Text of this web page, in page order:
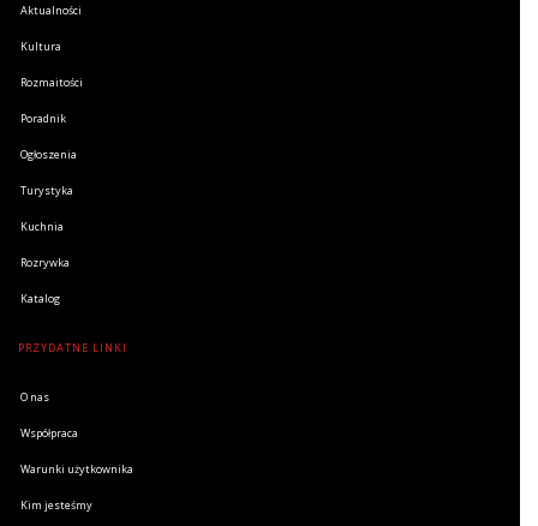
Aktualności
Kultura
Rozmaitości
Poradnik
Ogłoszenia
Turystyka
Kuchnia
Rozrywka
Katalog
PRZYDATNE LINKI
O nas
Współpraca
Warunki użytkownika
Kim jesteśmy